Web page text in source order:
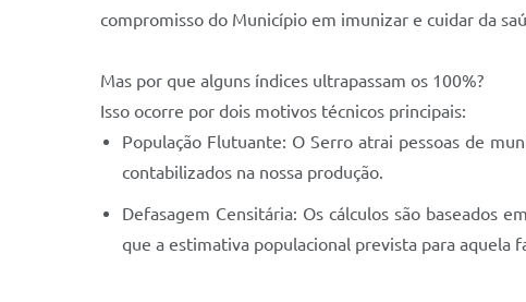
compromisso do Município em imunizar e cuidar da
Mas por que alguns índices ultrapassam os 100%?
Isso ocorre por dois motivos técnicos principais:
População Flutuante: O Serro atrai pessoas de
contabilizados na nossa produção.
Defasagem Censitária: Os cálculos são baseados
que a estimativa populacional prevista para aquela